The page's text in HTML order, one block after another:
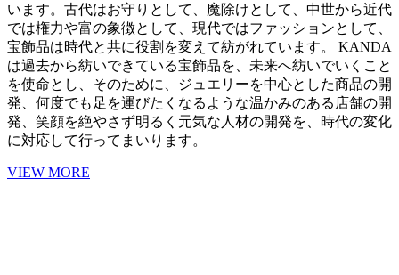
います。古代はお守りとして、魔除けとして、中世から近代
では権力や富の象徴として、現代ではファッションとして、
宝飾品は時代と共に役割を変えて紡がれています。 KANDA
は過去から紡いできている宝飾品を、未来へ紡いでいくこと
を使命とし、そのために、ジュエリーを中心とした商品の開
発、何度でも足を運びたくなるような温かみのある店舗の開
発、笑顔を絶やさず明るく元気な人材の開発を、時代の変化
に対応して行ってまいります。
VIEW MORE